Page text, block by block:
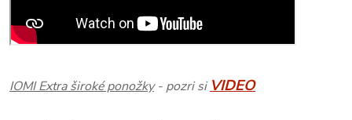
IOMI Extra široké ponožky- pozri si VIDEO